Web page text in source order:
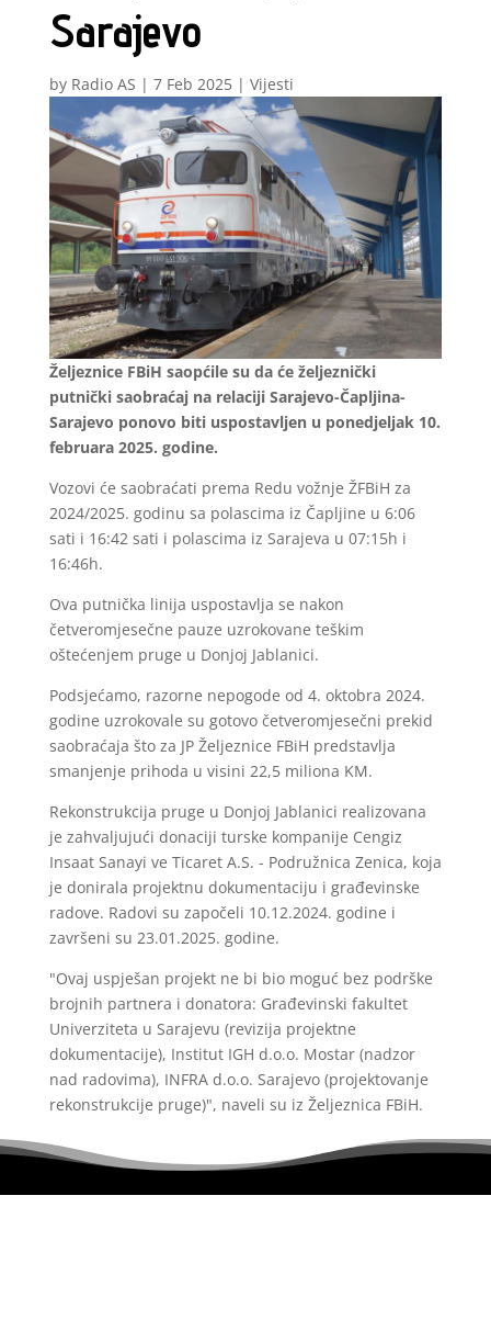
Sarajevo
by Radio AS | 7 Feb 2025| Vijesti
Željeznice FBiH saopćile su da će željeznički
putnički saobraćaj na relaciji Sarajevo-Čapljina-
Sarajevo ponovo biti uspostavljen u ponedjeljak 10.
februara 2025. godine.
Vozovi će saobraćati prema Redu vožnje ŽFBiH za
2024/2025. godinu sa polascima iz Čapljine u 6:06
sati i 16:42 sati i polascima iz Sarajeva u 07:15h i
16:46h.
Ova putnička linija uspostavlja se nakon
četveromjesečne pauze uzrokovane teškim
oštećenjem pruge u Donjoj Jablanici.
Podsjećamo, razorne nepogode od 4. oktobra 2024.
godine uzrokovale su gotovo četveromjesečni prekid
saobraćaja što za JP Željeznice FBiH predstavlja
smanjenje prihoda u visini 22,5 miliona KM.
Rekonstrukcija pruge u Donjoj Jablanici realizovana
je zahvaljujući donaciji turske kompanije Cengiz
Insaat Sanayi ve Ticaret A.S. - Podružnica Zenica, koja
je donirala projektnu dokumentaciju i građevinske
radove. Radovi su započeli 10.12.2024. godine i
završeni su 23.01.2025. godine.
"Ovaj uspješan projekt ne bi bio moguć bez podrške
brojnih partnera i donatora: Građevinski fakultet
Univerziteta u Sarajevu (revizija projektne
dokumentacije), Institut IGH d.o.o. Mostar (nadzor
nad radovima), INFRA d.o.o. Sarajevo (projektovanje
rekonstrukcije pruge)", naveli su iz Željeznica FBiH.